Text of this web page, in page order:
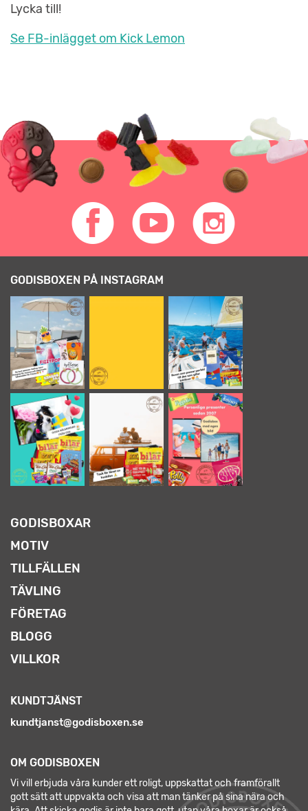
Lycka till!
Se FB-inlägget om Kick Lemon
GODISBOXEN PÅ INSTAGRAM
GODISBOXAR
MOTIV
TILLFÄLLEN
TÄVLING
FÖRETAG
BLOGG
VILLKOR
KUNDTJÄNST
kundtjanst@godisboxen.se
OM GODISBOXEN
Vi vill erbjuda våra kunder ett roligt, uppskattat och framförallt
gott sätt att uppvakta och visa att man tänker på sina nära och